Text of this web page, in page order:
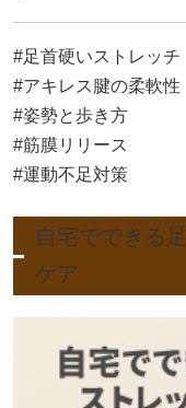
#足首硬いストレッチ
#アキレス腱の柔軟性
#姿勢と歩き方
#筋膜リリース
#運動不足対策
自宅でできる
ケア